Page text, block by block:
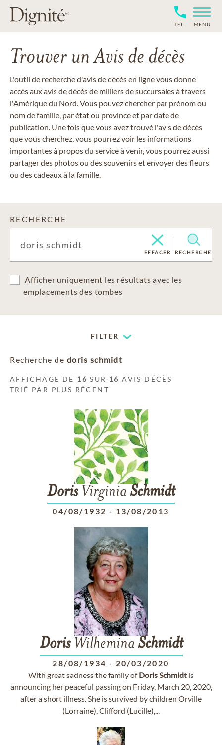
TÉL MENU
Trouver un Avis de décès
L'outil de recherche d'avis de décès en ligne vous donne
accès aux avis de décès de milliers de succursales à travers
l'Amérique du Nord. Vous pouvez chercher par prénom ou
nom de famille, par état ou province et par date de
publication. Une fois que vous avez trouvé l'avis de décès
que vous cherchez, vous pourrez voir les informations
importantes à propos du service à venir, vous pourrez aussi
partager des photos ou des souvenirs et envoyer des fleurs
ou des cadeaux à la famille.
RECHERCHE
EFFACER RECHERCHE
Afficher uniquement les résultats avec les
emplacements des tombes
FILTER
Recherche de doris schmidt
AFFICHAGE DE 16 SUR 16 AVIS DÉCÈS
TRIÉ PAR PLUS RÉCENT
DorisVirginia Schmidt
04/08/1932 - 13/08/2013
DorisWilhemina Schmidt
28/08/1934 - 20/03/2020
With great sadness the family ofDorisSchmidt is
announcing her peaceful passing on Friday, March 20, 2020,
after a short illness. She is survived by children Orville
(Lorraine), Clifford (Lucille),...